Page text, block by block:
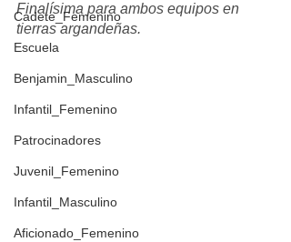
Cadete_Femenino
Escuela
Benjamin_Masculino
Infantil_Femenino
Patrocinadores
Juvenil_Femenino
Infantil_Masculino
Aficionado_Femenino
Finalísima para ambos equipos en
tierras argandeñas.